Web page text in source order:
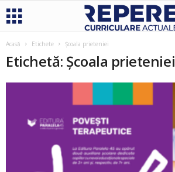
Acasă Etichete Școala prieteniei
Etichetă: Școala prieteniei